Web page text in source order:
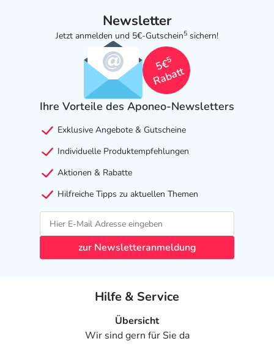
Newsletter
Jetzt anmelden und 5€-Gutschein5 sichern!
5€
5
Rabatt
Ihre Vorteile des Aponeo-Newsletters
Exklusive Angebote & Gutscheine
Individuelle Produktempfehlungen
Aktionen & Rabatte
Hilfreiche Tipps zu aktuellen Themen
zur Newsletteranmeldung
Hilfe & Service
Übersicht
Wir sind gern für Sie da